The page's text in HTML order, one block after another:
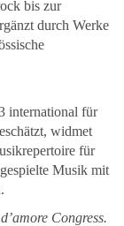
bis zur
durch Werke
international für
widmet
für
Musik mit
Congress.